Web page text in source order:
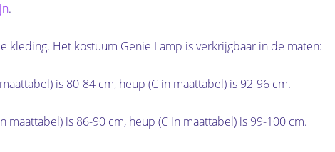
.
kleding. Het kostuum Genie Lamp is verkrijgbaar in de maten:
is 80-84 cm, heup (C in maattabel) is 92-96 cm.
maattabel) is 86-90 cm, heup (C in maattabel) is 99-100 cm.